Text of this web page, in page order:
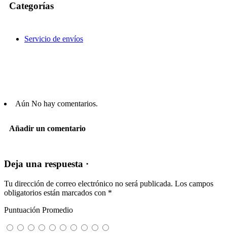
Categorías
Servicio de envíos
Aún No hay comentarios.
Añadir un comentario
Deja una respuesta ·
Tu dirección de correo electrónico no será publicada. Los campos
obligatorios están marcados con *
Puntuación Promedio